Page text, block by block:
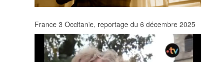
France 3 Occitanie, reportage du 6 décembre 2025